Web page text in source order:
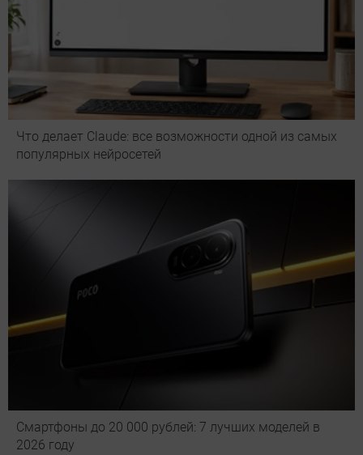
Что делает Сlaude: все возможности одной из самых
популярных нейросетей
Смартфоны до 20 000 рублей: 7 лучших моделей в
2026 году